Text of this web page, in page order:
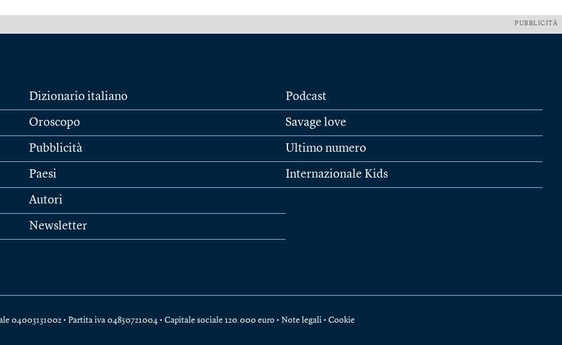
PUBBLICITÀ
Dizionario italiano
Oroscopo
Pubblicità
Paesi
Autori
Newsletter
Podcast
Savage love
Ultimo numero
Internazionale Kids
04003131002 • Partita iva 04850721004 • Capitale sociale 120.000 euro • Note legali • Cookie